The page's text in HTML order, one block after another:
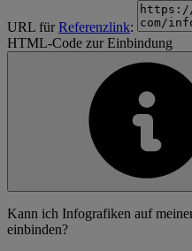
URL fürReferenzlink:
HTML-Code zur Einbindung
Kann ich Infografiken auf
einbinden?